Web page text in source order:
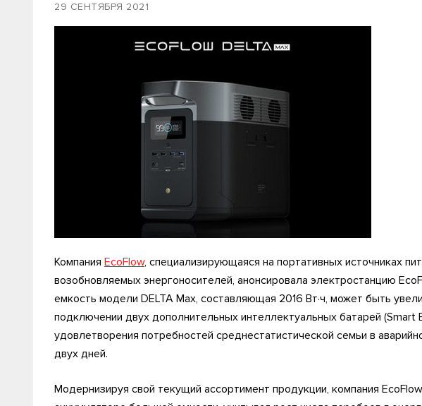
29 СЕНТЯБРЯ 2021
Компания EcoFlow, специализирующаяся на портативных источниках
возобновляемых энергоносителей, анонсировала электростанцию
емкость модели DELTA Max, составляющая 2016 Вт·ч, может быть
подключении двух дополнительных интеллектуальных батарей
удовлетворения потребностей среднестатистической семьи в
двух дней.
Модернизируя свой текущий ассортимент продукции, компания